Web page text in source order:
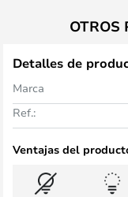
OTROS
Detalles de
Marca
Ref.:
Ventajas del